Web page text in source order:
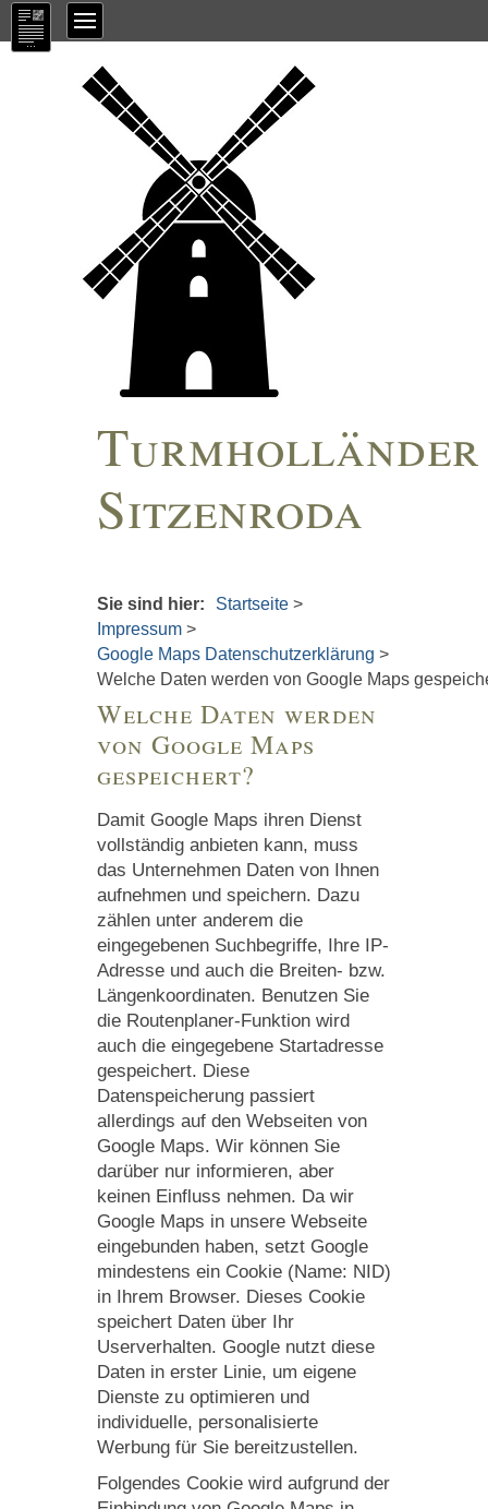
Turmholländer
Sitzenroda
Sie sind hier: Startseite >
Impressum >
Google Maps Datenschutzerklärung >
Welche Daten werden von Google Maps
Welche Daten werden
von Google Maps
gespeichert?
Damit Google Maps ihren Dienst
vollständig anbieten kann, muss
das Unternehmen Daten von Ihnen
aufnehmen und speichern. Dazu
zählen unter anderem die
eingegebenen Suchbegriffe, Ihre IP-
Adresse und auch die Breiten- bzw.
Längenkoordinaten. Benutzen Sie
die Routenplaner-Funktion wird
auch die eingegebene Startadresse
gespeichert. Diese
Datenspeicherung passiert
allerdings auf den Webseiten von
Google Maps. Wir können Sie
darüber nur informieren, aber
keinen Einfluss nehmen. Da wir
Google Maps in unsere Webseite
eingebunden haben, setzt Google
mindestens ein Cookie (Name: NID)
in Ihrem Browser. Dieses Cookie
speichert Daten über Ihr
Userverhalten. Google nutzt diese
Daten in erster Linie, um eigene
Dienste zu optimieren und
individuelle, personalisierte
Werbung für Sie bereitzustellen.
Folgendes Cookie wird aufgrund der